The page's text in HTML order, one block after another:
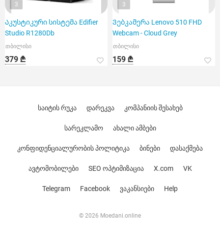
3
Აკუსტიკური სისტემა Edifier
Studio R1280Db
თბილისი
379 ₾
3
Ვებკამერა Lenovo 510 FHD
Webcam - Cloud Grey
თბილისი
159 ₾
© 2026 Moedani.online
საიტის რუკა დარეკვა კომპანიის შესახებ
სარეკლამო ახალი ამბები
კონფიდენციალურობის პოლიტიკა ბინები დასაქმება
ავტომობილები SEO ოპტიმიზაცია X.com VK
Telegram Facebook ვაკანსიები Help